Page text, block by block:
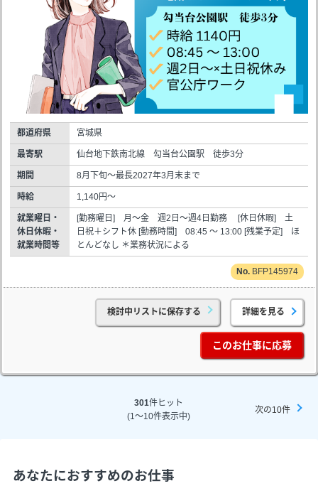
都道府県 宮城県
最寄駅 仙台地下鉄南北線 勾当台公園駅 徒歩3分
期間 8月下旬～最長2027年3月末まで
時給 1,140円～
就業曜日・
休日休暇・
就業時間等
[勤務曜日] 月～金 週2日～週4日勤務 [休日休暇] 土
日祝＋シフト休 [勤務時間] 08:45 ～ 13:00 [残業予定] ほ
とんどなし ＊業務状況による
BFP145974
検討中リストに保存する 詳細を見る
このお仕事に応募
301件ヒット
(1～10件表示中)
次の10件
あなたにおすすめのお仕事